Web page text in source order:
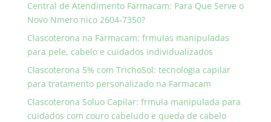
Central de Atendimento Farmacam: Para Que Serve o
Novo Nmero nico 2604-7350?
Clascoterona na Farmacam: frmulas manipuladas
para pele, cabelo e cuidados individualizados
Clascoterona 5% com TrichoSol: tecnologia capilar
para tratamento personalizado na Farmacam
Clascoterona Soluo Capilar: frmula manipulada para
cuidados com couro cabeludo e queda de cabelo